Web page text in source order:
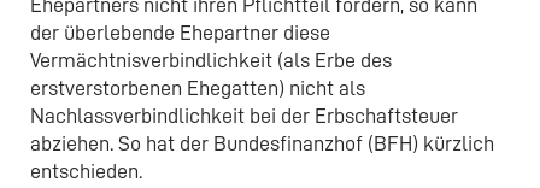
Ehepartners nicht ihren Pflichtteil fordern, so kann
der überlebende Ehepartner diese
Vermächtnisverbindlichkeit (als Erbe des
erstverstorbenen Ehegatten) nicht als
Nachlassverbindlichkeit bei der Erbschaftsteuer
abziehen. So hat der Bundesfinanzhof (BFH) kürzlich
entschieden.